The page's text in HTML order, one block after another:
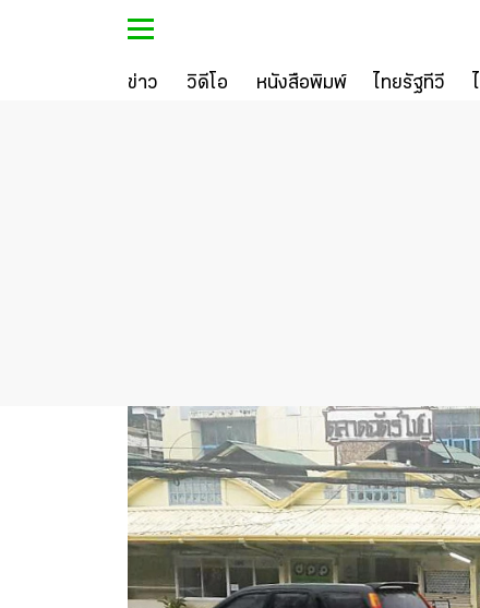
ข่าว วิดีโอ หนังสือพิมพ์ ไทยรัฐทีวี